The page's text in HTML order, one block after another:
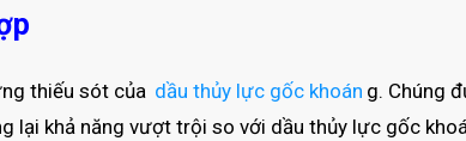
thiếu sót của dầu thủy lực gốc khoán g. Chúng
lại khả năng vượt trội so với dầu thủy lực gốc